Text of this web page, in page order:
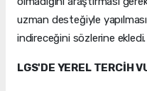
uzman desteğiyle
indireceğini sözlerine ekledi.
LGS'DE YEREL TERCİH